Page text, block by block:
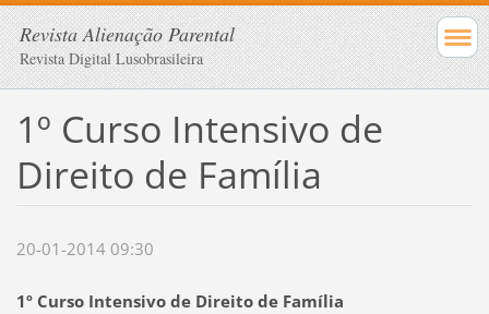
Revista Alienação Parental
Revista Digital Lusobrasileira
1º Curso Intensivo de
Direito de Família
20-01-2014 09:30
1º Curso Intensivo de Direito de Família